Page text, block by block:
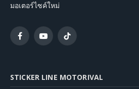
มอเตอร์ไซค์ใหม่
FacebookYouTubeTikTok
STICKER LINE MOTORIVAL